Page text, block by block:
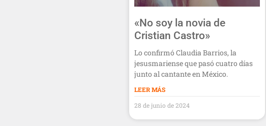
«No soy la novia de
Cristian Castro»
Lo confirmó Claudia Barrios, la
jesusmariense que pasó cuatro días
junto al cantante en México.
LEER MÁS
28 de junio de 2024